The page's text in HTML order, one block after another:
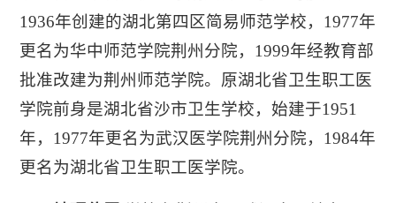
1936年创建的湖北第四区简易师范学校，1977年
更名为华中师范学院荆州分院，1999年经教育部
批准改建为荆州师范学院。原湖北省卫生职工医
学院前身是湖北省沙市卫生学校，始建于1951
年，1977年更名为武汉医学院荆州分院，1984年
更名为湖北省卫生职工医学院。